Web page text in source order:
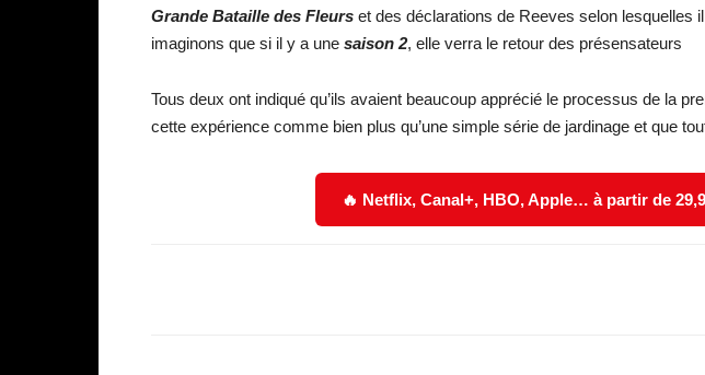
Grande Bataille des Fleurs et des déclarations de Reeves selon lesquelles
imaginons que si il y a une saison 2, elle verra le retour des présensateurs
Tous deux ont indiqué qu’ils avaient beaucoup apprécié le processus de la
cette expérience comme bien plus qu’une simple série de jardinage et que
🔥 Netflix, Canal+, HBO, Apple… à partir de